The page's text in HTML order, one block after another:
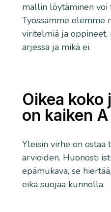
mallin löytäminen voi
Työssämme olemme
viritelmiä ja
arjessa ja mikä ei.
Oikea koko
on kaiken
Yleisin virhe on ostaa
arvioiden. Huonosti
epämukava, se
eikä suojaa kunnolla.